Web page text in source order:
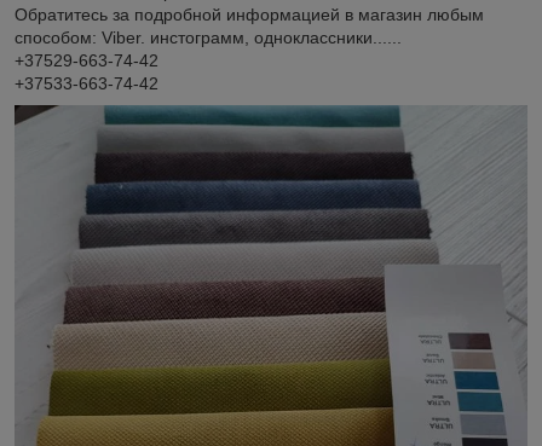
Обратитесь за подробной информацией в магазин любым
способом: Viber. инстограмм, одноклассники......
+37529-663-74-42
+37533-663-74-42